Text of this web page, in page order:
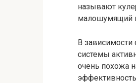
называют
малошумящий
В зависимости
системы
очень похожа